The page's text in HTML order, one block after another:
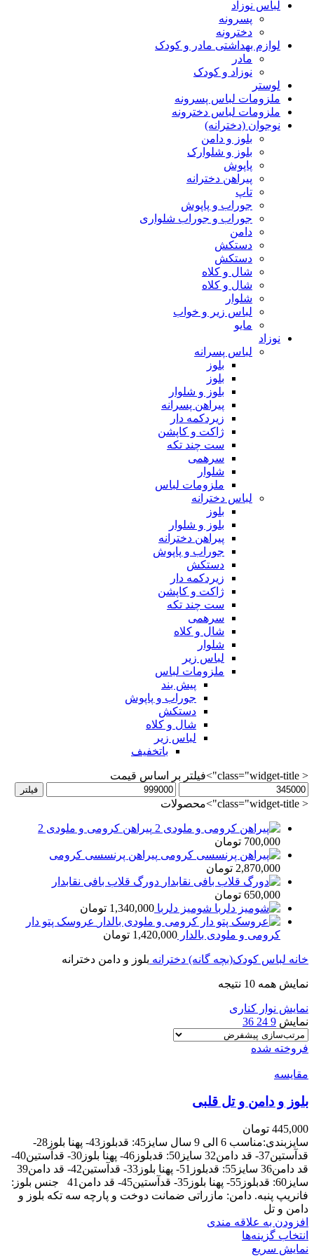
لباس نوزاد
پسرونه
دخترونه
لوازم بهداشتی مادر و کودک
مادر
نوزاد و کودک
لوستر
ملزومات لباس پسرونه
ملزومات لباس دخترونه
نوجوان (دخترانه)
بلوز و دامن
بلوز و شلوارک
پاپوش
پیراهن دخترانه
تاپ
جوراب و پاپوش
جوراب و جوراب شلواری
دامن
دستکش
دستکش
شال و کلاه
شال و کلاه
شلوار
لباس زیر و خواب
مایو
نوزاد
لباس پسرانه
بلوز
بلوز
بلوز و شلوار
پیراهن پسرانه
زیردکمه دار
ژاکت و کاپشن
ست چند تکه
سرهمی
شلوار
ملزومات لباس
لباس دخترانه
بلوز
بلوز و شلوار
پیراهن دخترانه
جوراب و پاپوش
دستکش
زیردکمه دار
ژاکت و کاپشن
ست چند تکه
سرهمی
شال و کلاه
شلوار
لباس زیر
ملزومات لباس
پیش بند
جوراب و پاپوش
دستکش
شال و کلاه
لباس زیر
باتخفیف
< class="widget-title">فیلتر بر اساس قیمت
حداقل
قیمت
حداکثر
قیمت
فیلتر
< class="widget-title">محصولات
پیراهن کرومی و ملودی 2
700,000 تومان
پیراهن پرنسسی کرومی
2,870,000 تومان
دورگ قلاب بافی نقابدار
650,000 تومان
شومیز دلربا 1,340,000 تومان
عروسک پتو دار
کرومی و ملودی بالدار 1,420,000 تومان
خانه لباس کودک(بچه گانه) دخترانه بلوز و دامن دخترانه
نمایش همه 10 نتیجه
نمایش نوار کناری
نمایش 9
24
36
فروخته شده
مقايسه
بلوز و دامن و تل قلبی
445,000 تومان
سایزبندی:مناسب 6 الی 9 سال سایز45: قدبلوز43- پهنا بلوز28-
قدآستین37- قد دامن32 سایز50: قدبلوز46- پهنا بلوز30- قدآستین40-
قد دامن36 سایز55: قدبلوز51- پهنا بلوز33- قدآستین42- قد دامن39
سایز60: قدبلوز55- پهنا بلوز35- قدآستین45- قد دامن41 جنس بلوز:
فانریپ پنبه. دامن: مازراتی ضمانت دوخت و پارچه سه تکه بلوز و
دامن و تل
افزودن به علاقه مندی
انتخاب گزینه‌ها
نمایش سریع